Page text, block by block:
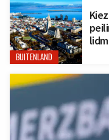
BUITENLAND